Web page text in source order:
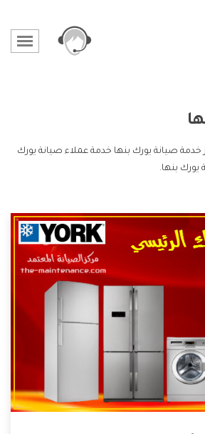
خدمة صيانة يورك بنها خدمة عملاء صيانة يورك
يورك بنها.